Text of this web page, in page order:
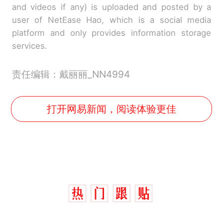
and videos if any) is uploaded and posted by a
user of NetEase Hao, which is a social media
platform and only provides information storage
services.
责任编辑：戴丽丽_NN4994
打开网易新闻，阅读体验更佳